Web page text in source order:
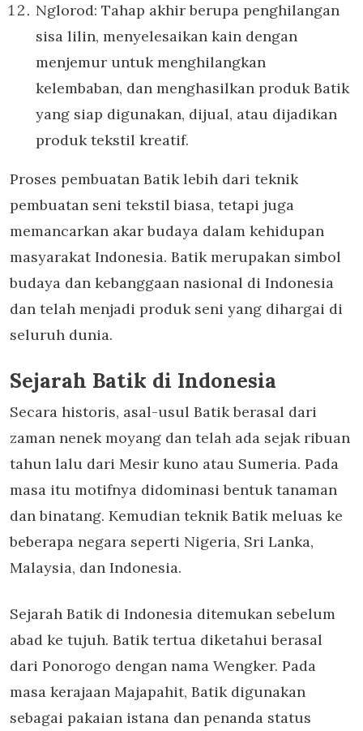
Nglorod: Tahap akhir berupa penghilangan
sisa lilin, menyelesaikan kain dengan
menjemur untuk menghilangkan
kelembaban, dan menghasilkan produk Batik
yang siap digunakan, dijual, atau dijadikan
produk tekstil kreatif.
Proses pembuatan Batik lebih dari teknik
pembuatan seni tekstil biasa, tetapi juga
memancarkan akar budaya dalam kehidupan
masyarakat Indonesia. Batik merupakan simbol
budaya dan kebanggaan nasional di Indonesia
dan telah menjadi produk seni yang dihargai di
seluruh dunia.
Sejarah Batik di Indonesia
Secara historis, asal-usul Batik berasal dari
zaman nenek moyang dan telah ada sejak ribuan
tahun lalu dari Mesir kuno atau Sumeria. Pada
masa itu motifnya didominasi bentuk tanaman
dan binatang. Kemudian teknik Batik meluas ke
beberapa negara seperti Nigeria, Sri Lanka,
Malaysia, dan Indonesia.
Sejarah Batik di Indonesia ditemukan sebelum
abad ke tujuh. Batik tertua diketahui berasal
dari Ponorogo dengan nama Wengker. Pada
masa kerajaan Majapahit, Batik digunakan
sebagai pakaian istana dan penanda status